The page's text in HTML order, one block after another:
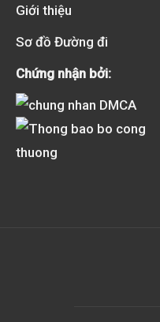
Giới thiệu
Sơ đồ Đường đi
Chứng nhận bởi: